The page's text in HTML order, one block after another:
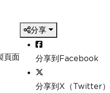
頁面
分享
分享到Facebook
分享到X（Twitter）